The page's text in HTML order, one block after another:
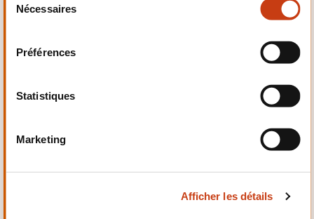
Nécessaires
Préférences
Statistiques
Marketing
Afficher les détails